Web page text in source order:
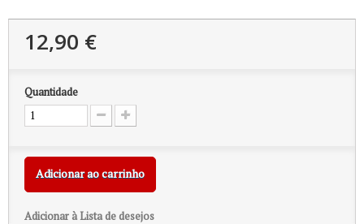
12,90 €
Quantidade
Adicionar ao carrinho
Adicionar à Lista de desejos